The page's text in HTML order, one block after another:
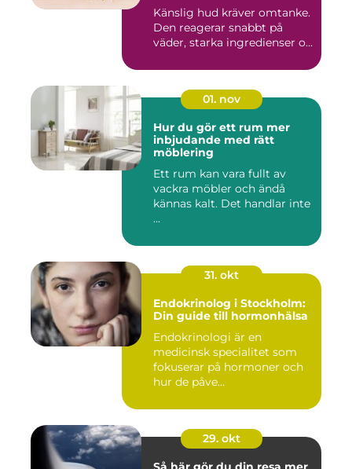
Känslig hud kräver omtanke.
Den reagerar snabbt på
väder, starka ingredienser o...
01. nov
Hur du gör ett rum mer
inbjudande med rätt
möblering
Ett rum kan vara fullt av
vackra möbler och ändå
kännas kalt. Det handlar inte
...
31. okt
Endokrinolog i Stockholm:
Din guide till hormonhälsa
Endokrinologi är en
medicinsk specialitet som
fokuserar på hormoner och
hur de påve...
29. okt